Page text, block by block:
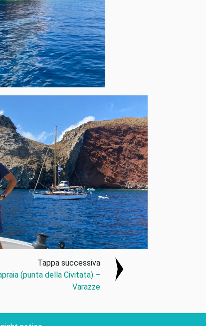
Tappa successiva
(punta della Civitata) –
Varazze